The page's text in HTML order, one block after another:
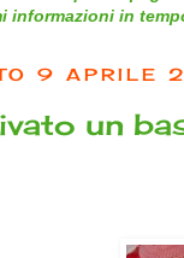
informazioni in
9 APRILE
un